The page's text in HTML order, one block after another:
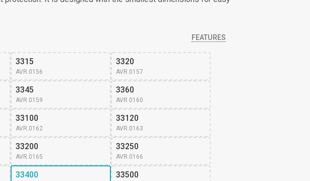
FEATURES
3315
AVR.0156
3320
AVR.0157
3345
AVR.0159
3360
AVR.0160
33100
AVR.0162
33120
AVR.0163
33200
AVR.0165
33250
AVR.0166
33400 33500